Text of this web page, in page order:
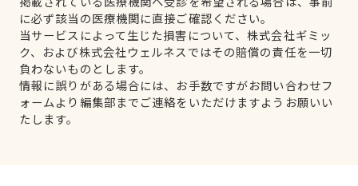
に必ず該当の医療機関に直接ご確認ください。
当サービスによって生じた損害について、株式会社ギミッ
ク、および株式会社ウェルネスではその賠償の責任を一切
負わないものとします。
情報に誤りがある場合には、お手数ですがお問い合わせフ
ォームより編集部までご連絡をいただけますようお願いい
たします。